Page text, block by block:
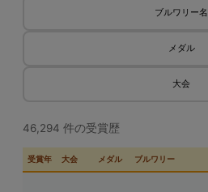
ブルワリー名
メダル
大会
46,294 件の受賞歴
受賞年 大会 メダル ブルワリー